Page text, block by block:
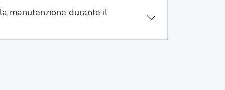
manutenzione durante il